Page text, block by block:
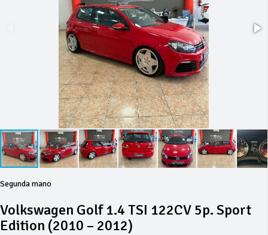
Segunda mano
Volkswagen Golf 1.4 TSI 122CV 5p. Sport
Edition (2010 – 2012)